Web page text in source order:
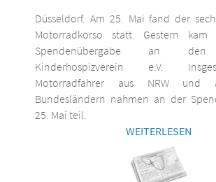
Düsseldorf. Am 25. Mai fand der
Motorradkorso statt. Gestern
Spendenübergabe an den
Kinderhospizverein e.V.
Motorradfahrer aus NRW und
Bundesländern nahmen an der
25. Mai teil.
WEITERLESEN